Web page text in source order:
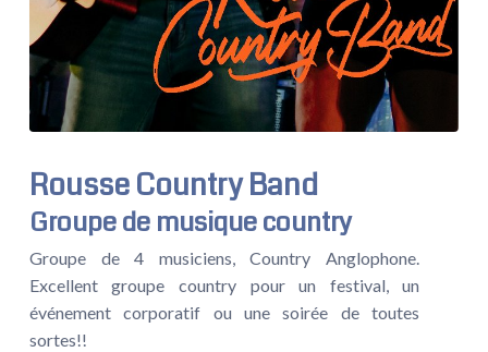
Rousse Country Band
Groupe de musique country
Groupe de 4 musiciens, Country Anglophone.
Excellent groupe country pour un festival, un
événement corporatif ou une soirée de toutes
sortes!!